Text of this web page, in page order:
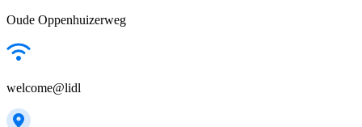
Oude Oppenhuizerweg
welcome@lidl